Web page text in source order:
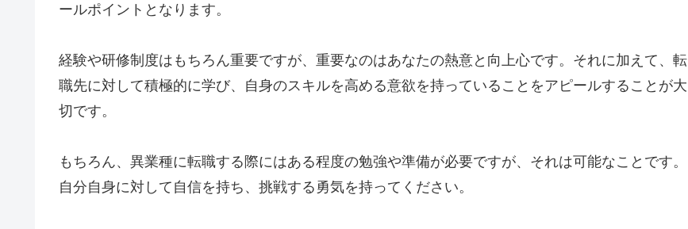
ールポイントとなります。
経験や研修制度はもちろん重要ですが、重要なのはあなたの熱意と向上心です。それに加えて、転
職先に対して積極的に学び、自身のスキルを高める意欲を持っていることをアピールすることが大
切です。
もちろん、異業種に転職する際にはある程度の勉強や準備が必要ですが、それは可能なことです。
自分自身に対して自信を持ち、挑戦する勇気を持ってください。